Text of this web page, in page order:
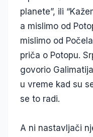
planete”, ili
a mislimo od
mislimo od
priča o Potopu.
govorio
u vreme kad su
se to radi.
A ni nastavljači